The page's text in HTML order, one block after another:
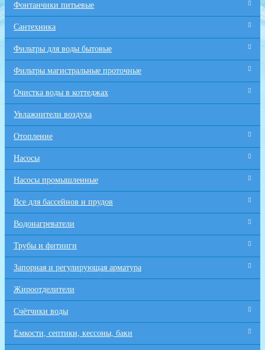
Фонтанчики питьевые
Сантехника
Фильтры для воды бытовые
Фильтры магистральные проточные
Очистка воды в коттеджах
Увлажнители воздуха
Отопление
Насосы
Насосы промышленные
Все для бaссейнов и прудов
Водонагреватели
Трубы и фитинги
Запорная и регулирующая арматура
Жироотделители
Счётчики воды
Емкости, септики, кессоны, баки